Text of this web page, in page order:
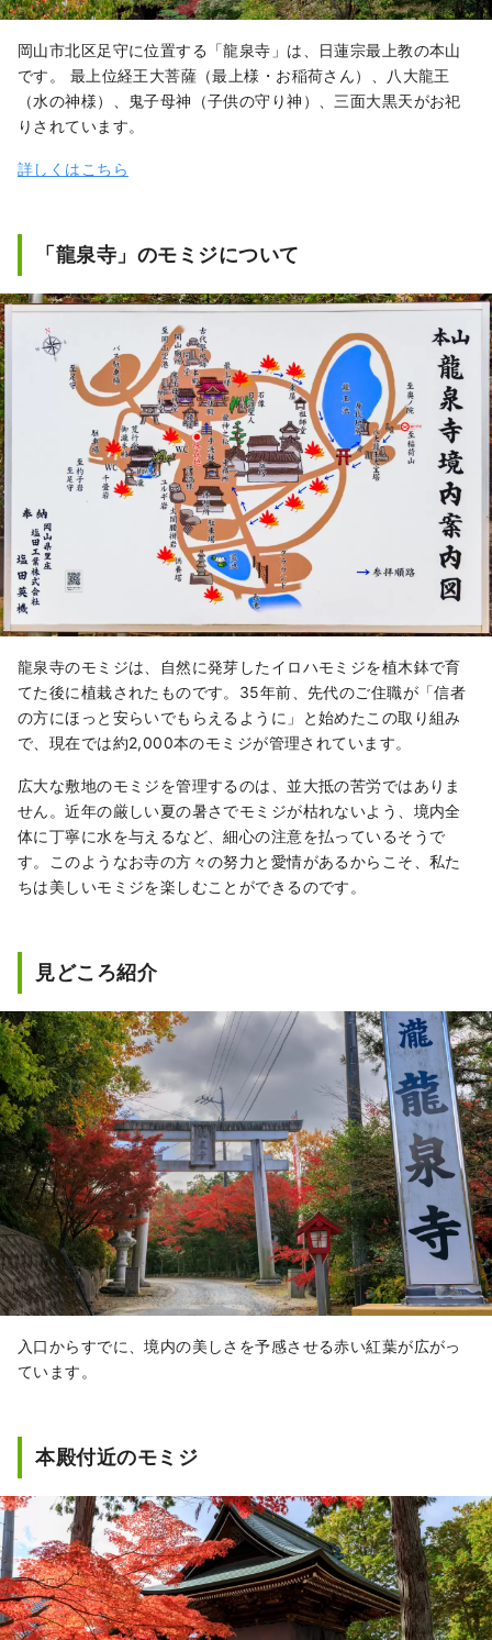
岡山市北区足守に位置する「龍泉寺」は、日蓮宗最上教の本山
です。 最上位経王大菩薩（最上様・お稲荷さん）、八大龍王
（水の神様）、鬼子母神（子供の守り神）、三面大黒天がお祀
りされています。
詳しくはこちら
「龍泉寺」のモミジについて
龍泉寺のモミジは、自然に発芽したイロハモミジを植木鉢で育
てた後に植栽されたものです。35年前、先代のご住職が「信者
の方にほっと安らいでもらえるように」と始めたこの取り組み
で、現在では約2,000本のモミジが管理されています。
広大な敷地のモミジを管理するのは、並大抵の苦労ではありま
せん。近年の厳しい夏の暑さでモミジが枯れないよう、境内全
体に丁寧に水を与えるなど、細心の注意を払っているそうで
す。このようなお寺の方々の努力と愛情があるからこそ、私た
ちは美しいモミジを楽しむことができるのです。
見どころ紹介
入口からすでに、境内の美しさを予感させる赤い紅葉が広がっ
ています。
本殿付近のモミジ